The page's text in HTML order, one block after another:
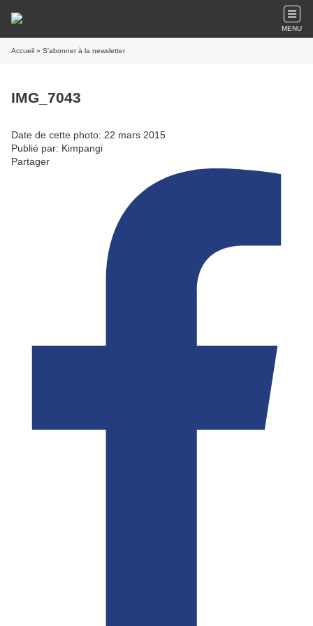
MENU
Accueil » S'abonner à la newsletter
IMG_7043
Date de cette photo: 22 mars 2015
Publié par: Kimpangi
Partager